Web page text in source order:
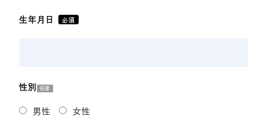
生年月日 必須
性別 任意
男性 女性